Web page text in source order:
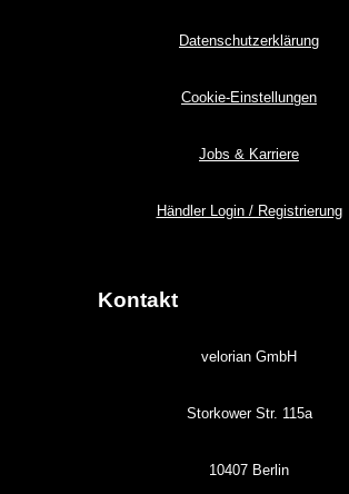
Datenschutzerklärung
Cookie-Einstellungen
Jobs & Karriere
Händler Login / Registrierung
Kontakt
velorian GmbH
Storkower Str. 115a
10407 Berlin